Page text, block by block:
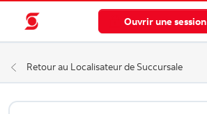
Ouvrir une session
Retour au Localisateur de Succursale